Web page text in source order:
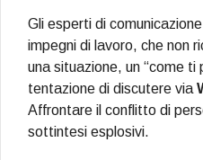
Gli esperti di
impegni di lavoro, che non
una situazione, un “come
tentazione di discutere via
Affrontare il conflitto di
sottintesi esplosivi.